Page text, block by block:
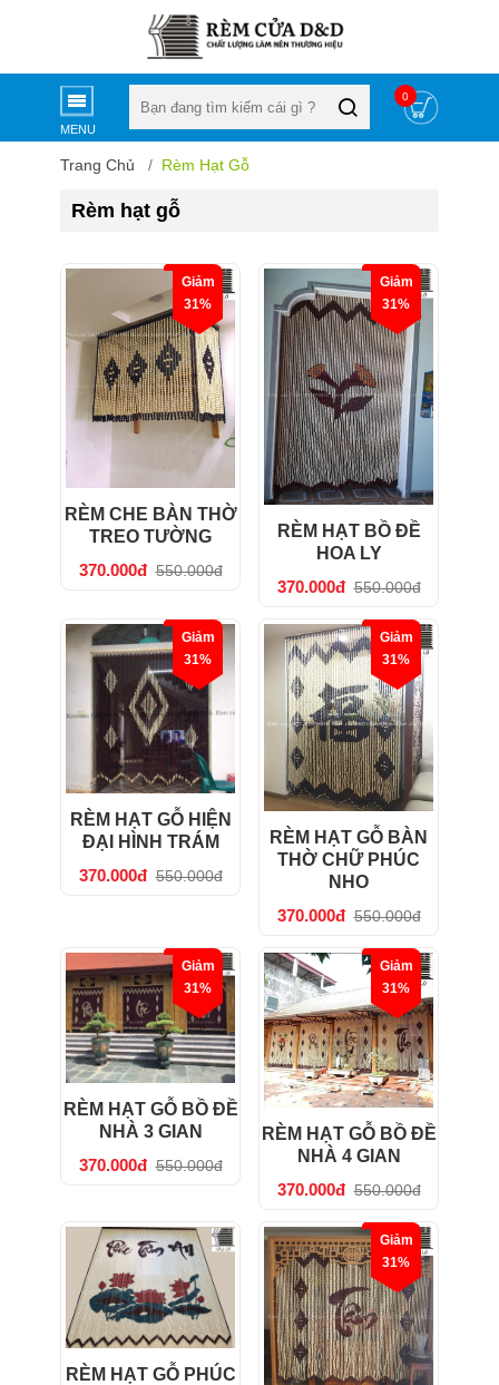
MENU
0
Trang Chủ Rèm Hạt Gỗ
Rèm hạt gỗ
Giảm
31%
RÈM CHE BÀN THỜ
TREO TƯỜNG
370.000đ 550.000đ
Giảm
31%
RÈM HẠT BỒ ĐỀ
HOA LY
370.000đ 550.000đ
Giảm
31%
RÈM HẠT GỖ HIỆN
ĐẠI HÌNH TRÁM
370.000đ 550.000đ
Giảm
31%
RÈM HẠT GỖ BÀN
THỜ CHỮ PHÚC
NHO
370.000đ 550.000đ
Giảm
31%
RÈM HẠT GỖ BỒ ĐỀ
NHÀ 3 GIAN
370.000đ 550.000đ
Giảm
31%
RÈM HẠT GỖ BỒ ĐỀ
NHÀ 4 GIAN
370.000đ 550.000đ
RÈM HẠT GỖ PHÚC
Giảm
31%